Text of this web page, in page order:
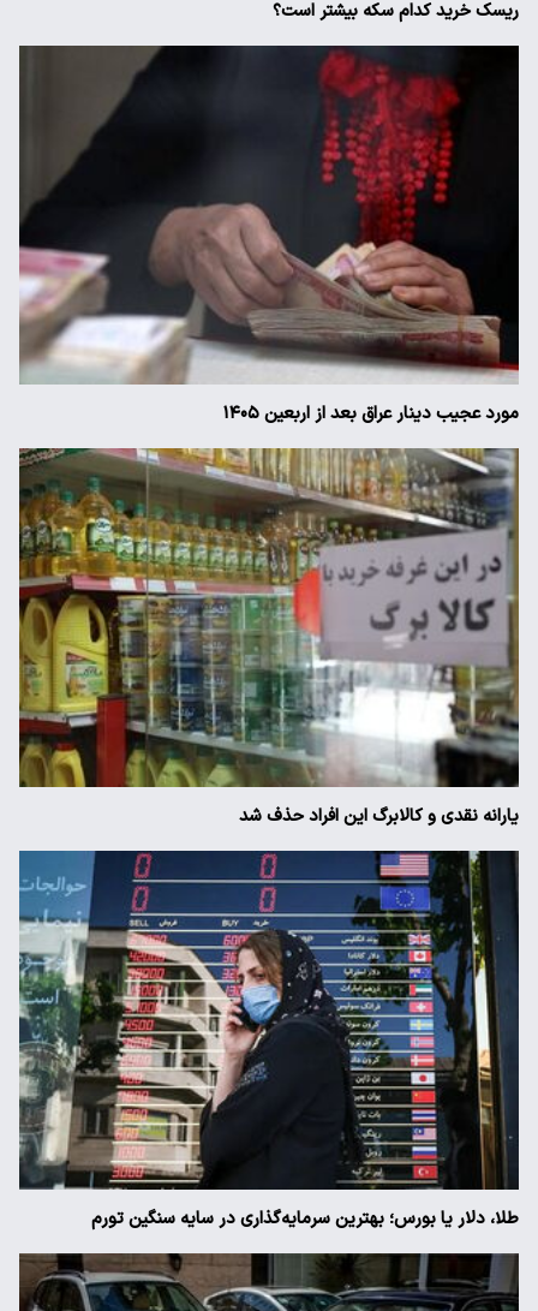
ریسک خرید کدام سکه بیشتر است؟
مورد عجیب دینار عراق بعد از اربعین ۱۴۰۵
یارانه نقدی و کالابرگ این افراد حذف شد
طلا، دلار یا بورس؛ بهترین سرمایه‌گذاری در سایه سنگین تورم